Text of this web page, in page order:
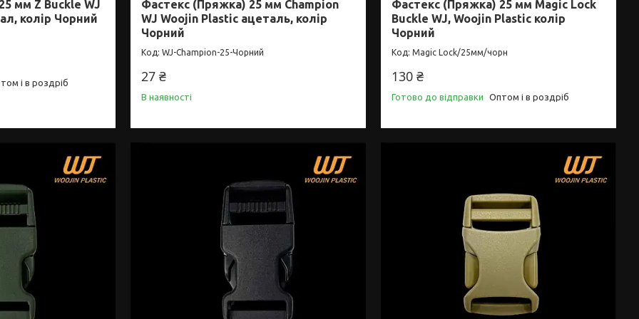
мм Z Buckle WJ
колір Чорний
і в роздріб
Фастекс (Пряжка) 25 мм Champion
WJ Woojin Plastic ацеталь, колір
Чорний
WJ-Champion-25-Чорний
27 ₴
В наявності
Фастекс (Пряжка) 25 мм Magic Lock
Buckle WJ, Woojin Plastic колір
Чорний
Magic Lock/25мм/чорн
130 ₴
Готово до відправки Оптом і в роздріб